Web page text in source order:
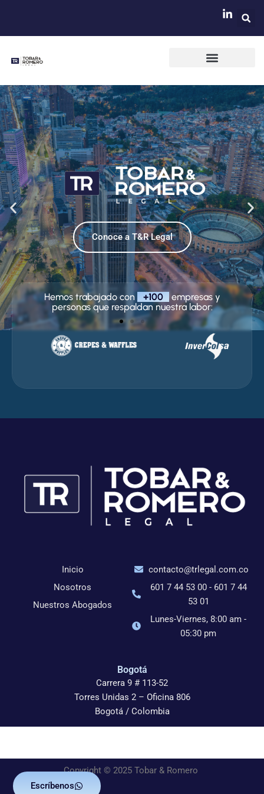
contenido
Conoce a T&R Legal
Hemos trabajado con +100
empresas y
personas que respaldan nuestra labor:
Inicio
Nosotros
Nuestros Abogados
contacto@trlegal.com.co
601 7 44 53 00 - 601 7 44
53 01
Lunes-Viernes, 8:00 am -
05:30 pm
Bogotá
Carrera 9 # 113-52
Torres Unidas 2 – Oficina 806
Bogotá / Colombia
Copyright © 2025 Tobar & Romero
Escríbenos